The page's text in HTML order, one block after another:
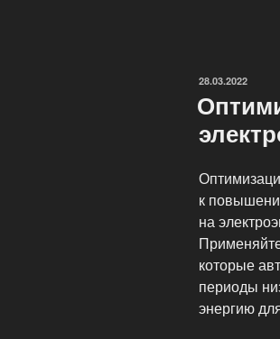
ОПУБЛИКОВАНО
28.03.2022
к
на
которые
периоды
энергию